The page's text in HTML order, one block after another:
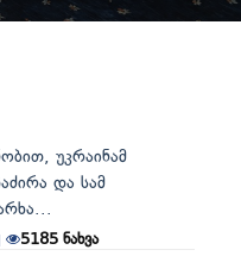
უკრაინამ
და სამ
5185 ნახვა